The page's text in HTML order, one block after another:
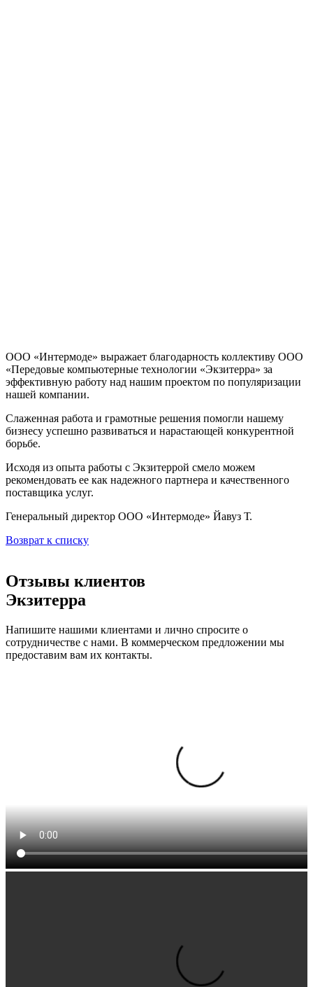
ООО «Интермоде» выражает благодарность коллективу ООО
«Передовые компьютерные технологии «Экзитерра» за
эффективную работу над нашим проектом по популяризации
нашей компании.
Слаженная работа и грамотные решения помогли нашему
бизнесу успешно развиваться и нарастающей конкурентной
борьбе.
Исходя из опыта работы с Экзитеррой смело можем
рекомендовать ее как надежного партнера и качественного
поставщика услуг.
Генеральный директор ООО «Интермоде» Йавуз Т.
Возврат к списку
Отзывы клиентов
Экзитерра
Напишите нашими клиентами и лично спросите о
сотрудничестве с нами. В коммерческом предложении мы
предоставим вам их контакты.